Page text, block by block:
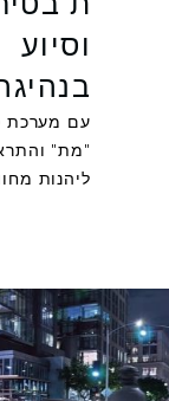
וסיוע
עם מערכת
"מת"
ליהנות